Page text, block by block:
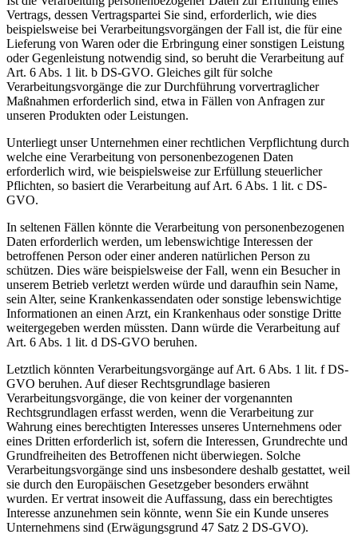
Vertrags, dessen Vertragspartei Sie sind, erforderlich, wie dies
beispielsweise bei Verarbeitungsvorgängen der Fall ist, die für eine
Lieferung von Waren oder die Erbringung einer sonstigen Leistung
oder Gegenleistung notwendig sind, so beruht die Verarbeitung auf
Art. 6 Abs. 1 lit. b DS-GVO. Gleiches gilt für solche
Verarbeitungsvorgänge die zur Durchführung vorvertraglicher
Maßnahmen erforderlich sind, etwa in Fällen von Anfragen zur
unseren Produkten oder Leistungen.
Unterliegt unser Unternehmen einer rechtlichen Verpflichtung durch
welche eine Verarbeitung von personenbezogenen Daten
erforderlich wird, wie beispielsweise zur Erfüllung steuerlicher
Pflichten, so basiert die Verarbeitung auf Art. 6 Abs. 1 lit. c DS-
GVO.
In seltenen Fällen könnte die Verarbeitung von personenbezogenen
Daten erforderlich werden, um lebenswichtige Interessen der
betroffenen Person oder einer anderen natürlichen Person zu
schützen. Dies wäre beispielsweise der Fall, wenn ein Besucher in
unserem Betrieb verletzt werden würde und daraufhin sein Name,
sein Alter, seine Krankenkassendaten oder sonstige lebenswichtige
Informationen an einen Arzt, ein Krankenhaus oder sonstige Dritte
weitergegeben werden müssten. Dann würde die Verarbeitung auf
Art. 6 Abs. 1 lit. d DS-GVO beruhen.
Letztlich könnten Verarbeitungsvorgänge auf Art. 6 Abs. 1 lit. f DS-
GVO beruhen. Auf dieser Rechtsgrundlage basieren
Verarbeitungsvorgänge, die von keiner der vorgenannten
Rechtsgrundlagen erfasst werden, wenn die Verarbeitung zur
Wahrung eines berechtigten Interesses unseres Unternehmens oder
eines Dritten erforderlich ist, sofern die Interessen, Grundrechte und
Grundfreiheiten des Betroffenen nicht überwiegen. Solche
Verarbeitungsvorgänge sind uns insbesondere deshalb gestattet, weil
sie durch den Europäischen Gesetzgeber besonders erwähnt
wurden. Er vertrat insoweit die Auffassung, dass ein berechtigtes
Interesse anzunehmen sein könnte, wenn Sie ein Kunde unseres
Unternehmens sind (Erwägungsgrund 47 Satz 2 DS-GVO).